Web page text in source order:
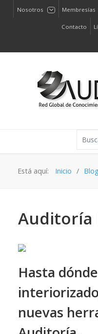
Nosotros Membresías
Contacto
Está aquí: Inicio
Auditoría
Hasta
nuevas